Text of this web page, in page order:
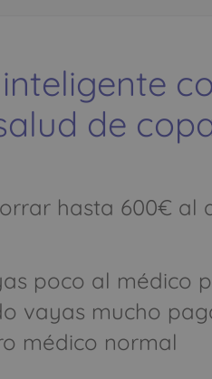
de
hasta 600€ al
poco al médico
vayas mucho
médico normal